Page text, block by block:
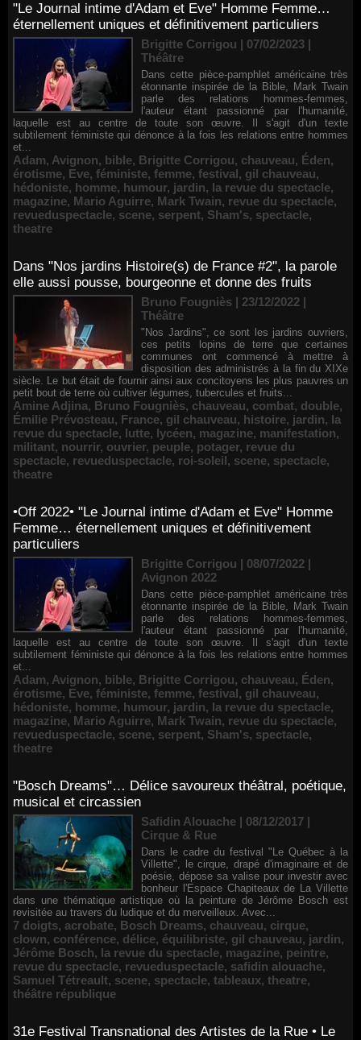
"Le Journal intime d'Adam et Eve" Homme Femme…
éternellement uniques et définitivement particuliers
Brigitte Corrigou | 07/02/2023 |
Théâtre
Dans cette pièce-pamphlet américaine très
étonnante inspirée de la Bible, Mark Twain
parle des relations hommes-femmes,
l'auteur étant passionné par l'humanité,
laquelle est au centre de toute son œuvre. Il s'agit d'un texte
subtilement féministe qui dénonce à la fois les relations entre hommes
et...
Adam, Avignon, bible, Brigitte Corrigou, chauveau, Éden,
érotisme, Eve, féministe, femme, festival, gil chauveau,
hédoniste, homme, humour, jardin, la revue du spectacle,
magazine, Mario Aguirre, Mark Twain, revue du spectacle,
revueduspectacle, scene, serpent, Sham's, spectacle,
theatre
Dans "Nos jardins Histoire(s) de France #2", la parole
elle aussi pousse, bourgeonne et donne des fruits
Bruno Fougniès | 23/12/2022 |
Théâtre
"Nos Jardins", ce sont les jardins ouvriers,
ces petits lopins de terre que certaines
communes ont commencé à mettre à
disposition des administrés à la fin du XIXe
siècle. Le but était de fournir ainsi aux concitoyens les plus pauvres un
petit bout de terre où cultiver légumes, tubercules et fruits...
Amine Adjina, Bruno Fougniès, chauveau, combat, double,
Émilie Prévosteau, France, gil chauveau, histoire, jardin, la
revue du spectacle, lutte, lycéen, magazine, manifestation,
militant, nourrir, ouvrier, peuple, potager, revue du
spectacle, revueduspectacle, roi-soleil, scene, spectacle,
theatre
•Off 2022• "Le Journal intime d'Adam et Eve" Homme
Femme… éternellement uniques et définitivement
particuliers
Brigitte Corrigou | 08/07/2022 |
Avignon 2022
Dans cette pièce-pamphlet américaine très
étonnante inspirée de la Bible, Mark Twain
parle des relations hommes-femmes,
l'auteur étant passionné par l'humanité,
laquelle est au centre de toute son œuvre. Il s'agit d'un texte
subtilement féministe qui dénonce à la fois les relations entre hommes
et...
Adam, Avignon, bible, Brigitte Corrigou, chauveau, Éden,
érotisme, Eve, féministe, femme, festival, gil chauveau,
hédoniste, homme, humour, jardin, la revue du spectacle,
magazine, Mario Aguirre, Mark Twain, revue du spectacle,
revueduspectacle, scene, serpent, Sham's, spectacle,
theatre
"Bosch Dreams"… Délice savoureux théâtral, poétique,
musical et circassien
Safidin Alouache | 08/12/2017 |
Cirque & Rue
Dans le cadre du festival "Le Québec à la
Villette", le cirque, drapé d'imaginaire et de
poésie, dépose sa valise pour investir avec
bonheur l'Espace Chapiteaux de La Villette
dans une thématique artistique où la peinture de Jérôme Bosch est
revisitée au travers du ludique et du merveilleux. Avec...
7 doigts, acrobate, Bosch Dreams, chauveau, cirque,
clown, conférence, délice, équilibriste, gil chauveau, jardin,
Jérôme Bosch, la revue du spectacle, magazine, peintre,
revue du spectacle, revueduspectacle, safidin alouache,
Samuel Tétreault, scene, spectacle, tableaux, theatre,
théâtre république
31e Festival Transnational des Artistes de la Rue • Le